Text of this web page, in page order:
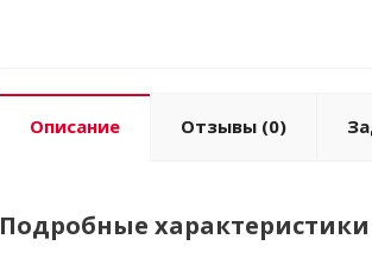
Описание Отзывы (0)
Подробные характеристики